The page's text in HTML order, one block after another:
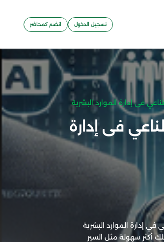
تسجيل الدخول انضم كمحاضر
فى إدارة الموارد البشرية
فى إدارة
إدارة الموارد البشرية
أكثر سهولة مثل السير